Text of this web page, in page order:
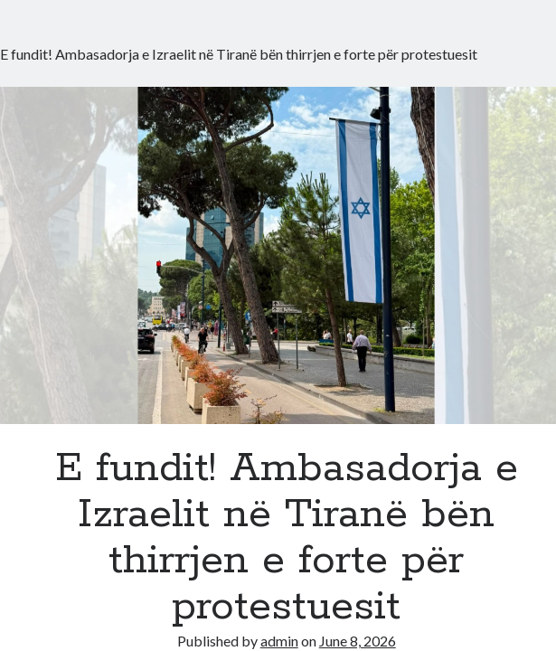
E fundit! Ambasadorja e Izraelit në Tiranë bën thirrjen e forte për protestuesit
E fundit! Ambasadorja e
Izraelit në Tiranë bën
thirrjen e forte për
protestuesit
Published byadminon June 8, 2026